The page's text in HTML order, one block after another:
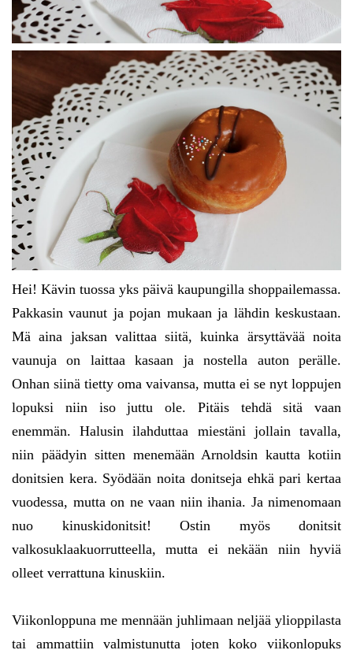
Hei! Kävin tuossa yks päivä kaupungilla shoppailemassa.
Pakkasin vaunut ja pojan mukaan ja lähdin keskustaan.
Mä aina jaksan valittaa siitä, kuinka ärsyttävää noita
vaunuja on laittaa kasaan ja nostella auton perälle.
Onhan siinä tietty oma vaivansa, mutta ei se nyt loppujen
lopuksi niin iso juttu ole. Pitäis tehdä sitä vaan
enemmän. Halusin ilahduttaa miestäni jollain tavalla,
niin päädyin sitten menemään Arnoldsin kautta kotiin
donitsien kera. Syödään noita donitseja ehkä pari kertaa
vuodessa, mutta on ne vaan niin ihania. Ja nimenomaan
nuo kinuskidonitsit! Ostin myös donitsit
valkosuklaakuorrutteella, mutta ei nekään niin hyviä
olleet verrattuna kinuskiin.
Viikonloppuna me mennään juhlimaan neljää ylioppilasta
tai ammattiin valmistunutta joten koko viikonlopuks